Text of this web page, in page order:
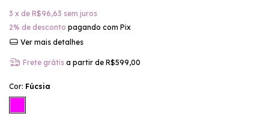
3 x de R$96,63 sem juros
2% de desconto pagando com Pix
Ver mais detalhes
Frete grátis a partir de R$599,00
Cor: Fúcsia